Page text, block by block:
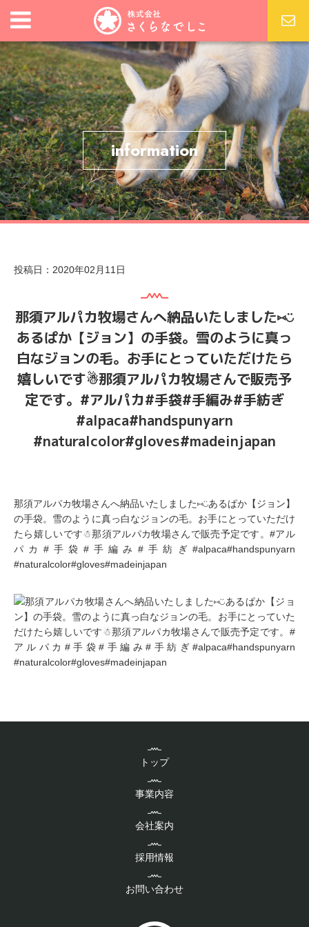
information
投稿日：2020年02月11日
那須アルパカ牧場さんへ納品いたしました⑅︎◡̈︎
あるぱか【ジョン】の手袋。雪のように真っ
白なジョンの毛。お手にとっていただけたら
嬉しいです☃︎那須アルパカ牧場さんで販売予
定です。#アルパカ#手袋#手編み#手紡ぎ
#alpaca#handspunyarn
#naturalcolor#gloves#madeinjapan
那須アルパカ牧場さんへ納品いたしました⑅︎◡̈︎あるぱか【ジョン】
の手袋。雪のように真っ白なジョンの毛。お手にとっていただけ
たら嬉しいです☃︎那須アルパカ牧場さんで販売予定です。#アル
パカ#手袋#手編み#手紡ぎ#alpaca#handspunyarn
#naturalcolor#gloves#madeinjapan
トップ
事業内容
会社案内
採用情報
お問い合わせ